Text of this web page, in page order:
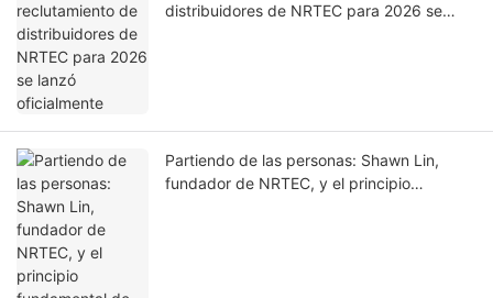
distribuidores de NRTEC para 2026 se
Partiendo de las personas: Shawn Lin,
fundador de NRTEC, y el principio